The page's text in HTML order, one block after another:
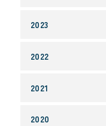
2023
2022
2021
2020